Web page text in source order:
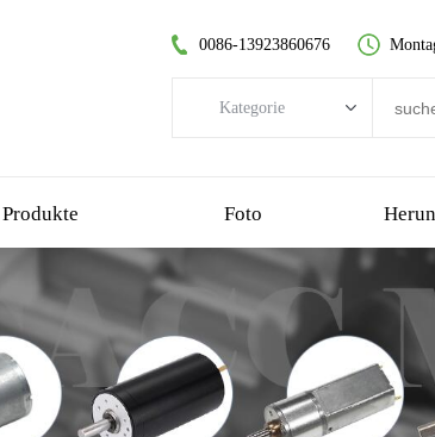
0086-13923860676
Kategorie
Stirnradgetriebemotor
kernloser bürstenloser Motor
Planetengetriebemotor
Produkte Foto